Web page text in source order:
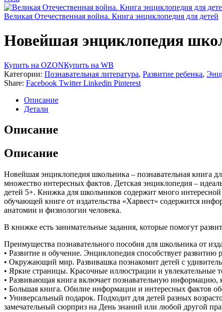
Великая Отечественная война. Книга энциклопедия для детей
Новейшая энциклопедия
Купить на OZONКупить на WB
Категории: Познавательная литература, Развитие ребенка,
Share: Facebook Twitter Linkedin Pinterest
Описание
Детали
Описание
Описание
Новейшая энциклопедия школьника – познавательная книга
множество интересных фактов. Детская энциклопедия –
детей 5+. Книжка для школьников содержит много
обучающей книге от издательства «Харвест» содержится
анатомии и физиологии человека.
В книжке есть занимательные задания, которые помогут
Преимущества познавательного пособия для школьника от
• Развитие и обучение. Энциклопедия способствует
• Окружающий мир. Развивашка познакомит детей с
• Яркие страницы. Красочные иллюстрации и увлекательные
• Развивающая книга включает познавательную информацию,
• Большая книга. Обилие информации и интересных фактов
• Универсальный подарок. Подходит для детей разных
замечательный сюрприз на День знаний или любой другой